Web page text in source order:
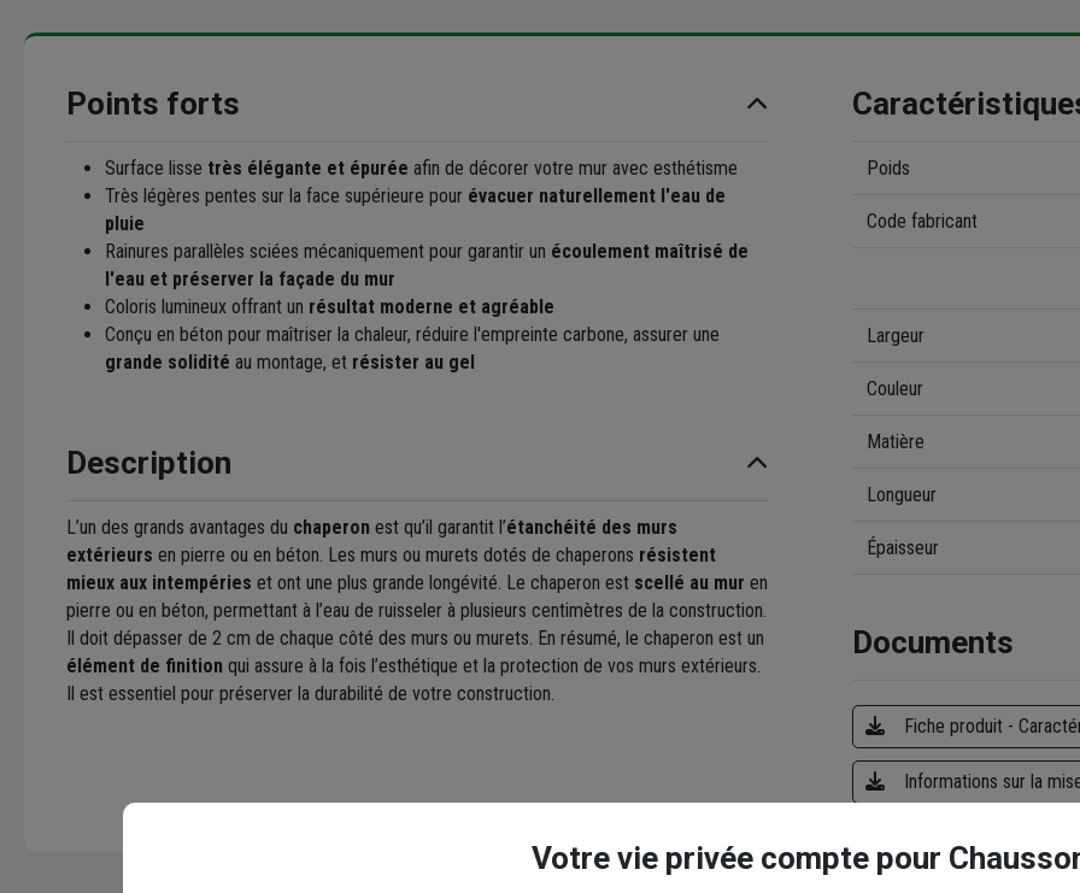
Points forts
Surface lisse très élégante et épurée afin de décorer votre mur avec esthétisme
Très légères pentes sur la face supérieure pour évacuer naturellement l'eau de
pluie
Rainures parallèles sciées mécaniquement pour garantir un écoulement maîtrisé de
l'eau et préserver la façade du mur
Coloris lumineux offrant un résultat moderne et agréable
Conçu en béton pour maîtriser la chaleur, réduire l'empreinte carbone, assurer une
grande solidité au montage, et résister au gel
Description
L’un des grands avantages du chaperon est qu’il garantit l’étanchéité des murs
extérieurs en pierre ou en béton. Les murs ou murets dotés de chaperons résistent
mieux aux intempéries et ont une plus grande longévité. Le chaperon est scellé au mur en
pierre ou en béton, permettant à l’eau de ruisseler à plusieurs centimètres de la construction.
Il doit dépasser de 2 cm de chaque côté des murs ou murets. En résumé, le chaperon est un
élément de finition qui assure à la fois l’esthétique et la protection de vos murs extérieurs.
Il est essentiel pour préserver la durabilité de votre construction.
Poids
Code fabricant
Largeur
Couleur
Matière
Longueur
Épaisseur
Documents
Fiche produit -
Informations sur la
Votre vie privée compte pour